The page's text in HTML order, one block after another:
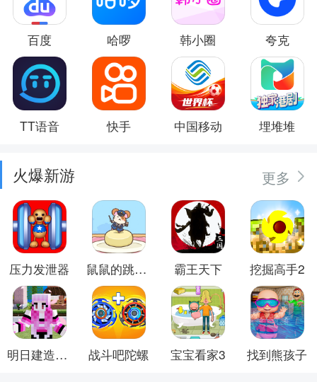
百度 哈啰 韩小圈 夸克
TT语音 快手 中国移动 埋堆堆
火爆新游 更多
压力发泄器 鼠鼠的跳跃冒险 霸王天下 挖掘高手2
明日建造大师 战斗吧陀螺 宝宝看家3 找到熊孩子